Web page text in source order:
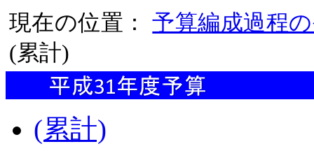
現在の位置：予算編成過程
(累計)
(累計)